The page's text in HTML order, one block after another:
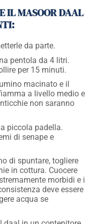
IL MASOOR DAAL
da parte.
pentola da 4 litri.
per 15 minuti.
macinato e il
a livello medio e
non saranno
piccola padella.
di senape e
di spuntare, togliere
in cottura. Cuocere
morbidi e i
deve essere
acqua se